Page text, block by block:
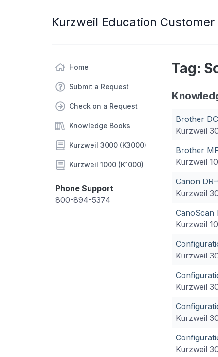
Kurzweil Education
Home
Submit a Request
Check on a Request
Knowledge Books
Kurzweil 3000 (K3000)
Kurzweil 1000 (K1000)
Phone Support
800-894-5374
Tag:
Brother
Kurzweil
Brother
Kurzweil
Canon
Kurzweil
CanoScan
Kurzweil
Kurzweil
Kurzweil
Kurzweil
Kurzweil